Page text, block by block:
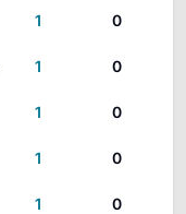
1 0
1 0
1 0
1 0
1 0